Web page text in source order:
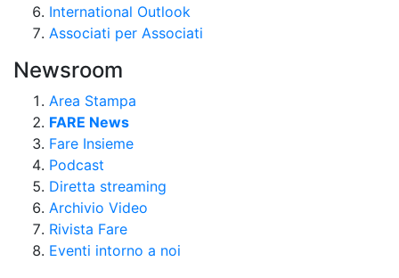
International Outlook
Associati per Associati
Newsroom
Area Stampa
FARE News
Fare Insieme
Podcast
Diretta streaming
Archivio Video
Rivista Fare
Eventi intorno a noi